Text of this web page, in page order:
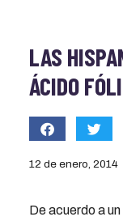
LAS
ÁCIDO
12 de enero, 2014
De acuerdo a